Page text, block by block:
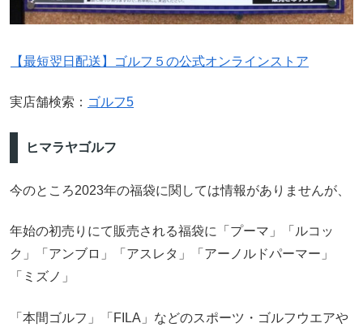
【最短翌日配送】ゴルフ５の公式オンラインストア
実店舗検索： ゴルフ5
ヒマラヤゴルフ
今のところ2023年の福袋に関しては情報がありませんが、
年始の初売りにて販売される福袋に「プーマ」「ルコッ
ク」「アンブロ」「アスレタ」「アーノルドパーマー」
「ミズノ」
「本間ゴルフ」「FILA」などのスポーツ・ゴルフウエアや